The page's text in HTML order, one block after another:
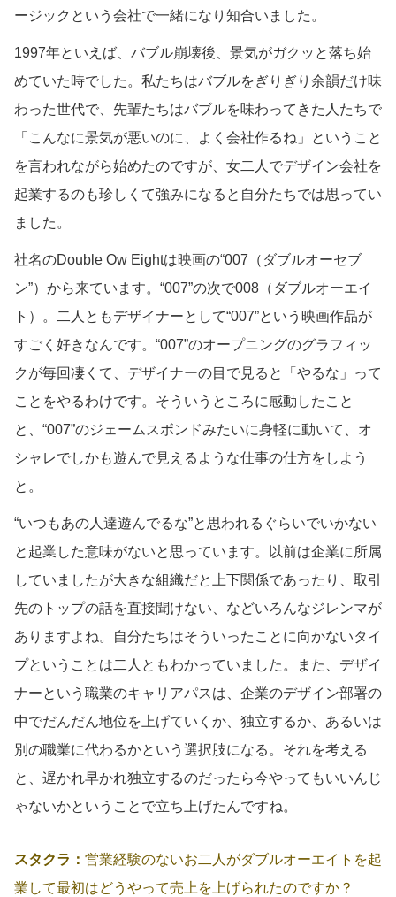
ージックという会社で一緒になり知合いました。
1997年といえば、バブル崩壊後、景気がガクッと落ち始
めていた時でした。私たちはバブルをぎりぎり余韻だけ味
わった世代で、先輩たちはバブルを味わってきた人たちで
「こんなに景気が悪いのに、よく会社作るね」ということ
を言われながら始めたのですが、女二人でデザイン会社を
起業するのも珍しくて強みになると自分たちでは思ってい
ました。
社名のDouble Ow Eightは映画の“007（ダブルオーセブ
ン”）から来ています。“007”の次で008（ダブルオーエイ
ト）。二人ともデザイナーとして“007”という映画作品が
すごく好きなんです。“007”のオープニングのグラフィッ
クが毎回凄くて、デザイナーの目で見ると「やるな」って
ことをやるわけです。そういうところに感動したこと
と、“007”のジェームスボンドみたいに身軽に動いて、オ
シャレでしかも遊んで見えるような仕事の仕方をしよう
と。
“いつもあの人達遊んでるな”と思われるぐらいでいかない
と起業した意味がないと思っています。以前は企業に所属
していましたが大きな組織だと上下関係であったり、取引
先のトップの話を直接聞けない、などいろんなジレンマが
ありますよね。自分たちはそういったことに向かないタイ
プということは二人ともわかっていました。また、デザイ
ナーという職業のキャリアパスは、企業のデザイン部署の
中でだんだん地位を上げていくか、独立するか、あるいは
別の職業に代わるかという選択肢になる。それを考える
と、遅かれ早かれ独立するのだったら今やってもいいんじ
ゃないかということで立ち上げたんですね。
スタクラ： 営業経験のないお二人がダブルオーエイトを起
業して最初はどうやって売上を上げられたのですか？